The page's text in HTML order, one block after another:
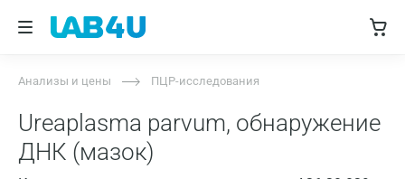
Анализы и цены ПЦР-исследования
Ureaplasma parvum, обнаружение
ДНК (мазок)